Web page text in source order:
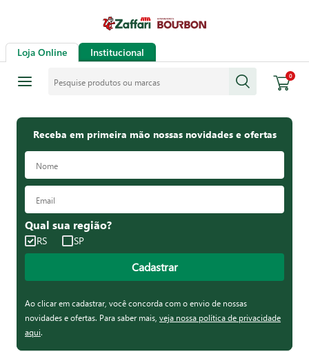
Loja Online Institucional
0
Receba em primeira mão nossas novidades e ofertas
Qual sua região?
RS SP
Cadastrar
Ao clicar em cadastrar, você concorda com o envio de nossas
novidades e ofertas. Para saber mais, veja nossa política de privacidade
aqui.